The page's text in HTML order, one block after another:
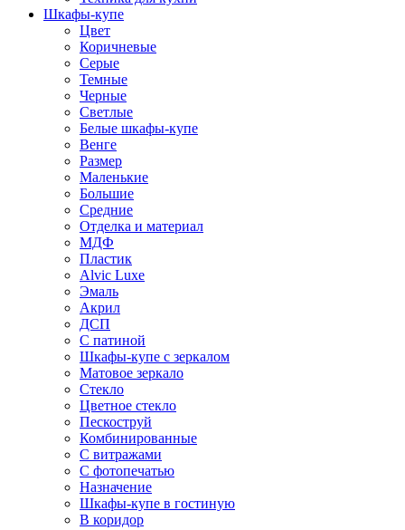
Шкафы-купе
Цвет
Коричневые
Серые
Темные
Черные
Светлые
Белые шкафы-купе
Венге
Размер
Маленькие
Большие
Средние
Отделка и материал
МДФ
Пластик
Alvic Luxe
Эмаль
Акрил
ДСП
С патиной
Шкафы-купе с зеркалом
Матовое зеркало
Стекло
Цветное стекло
Пескоструй
Комбинированные
С витражами
С фотопечатью
Назначение
Шкафы-купе в гостиную
В коридор